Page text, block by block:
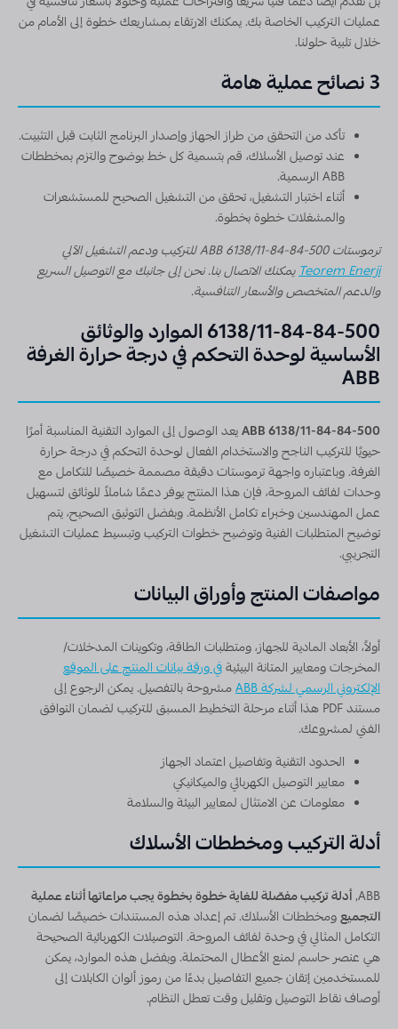
عمليات التركيب الخاصة بك. يمكنك الارتقاء بمشاريعك خطوة إلى الأمام من
خلال تلبية حلولنا.
3 نصائح عملية هامة
تأكد من التحقق من طراز الجهاز وإصدار البرنامج الثابت قبل التثبيت.
عند توصيل الأسلاك، قم بتسمية كل خط بوضوح والتزم بمخططات
ABB الرسمية.
أثناء اختبار التشغيل، تحقق من التشغيل الصحيح للمستشعرات
والمشغلات خطوة بخطوة.
ترموستات ABB 6138/11-84-84-500 للتركيب ودعم التشغيل الآلي
Teorem Enerjiيمكنك الاتصال بنا. نحن إلى جانبك مع التوصيل السريع
والدعم المتخصص والأسعار التنافسية.
6138/11-84-84-500 الموارد والوثائق
الأساسية لوحدة التحكم في درجة حرارة الغرفة
ABB
ABB 6138/11-84-84-500يعد الوصول إلى الموارد التقنية المناسبة أمرًا
حيويًا للتركيب الناجح والاستخدام الفعال لوحدة التحكم في درجة حرارة
الغرفة. وباعتباره واجهة ترموستات دقيقة مصممة خصيصًا للتكامل مع
وحدات لفائف المروحة، فإن هذا المنتج يوفر دعمًا شاملاً للوثائق لتسهيل
عمل المهندسين وخبراء تكامل الأنظمة. وبفضل التوثيق الصحيح، يتم
توضيح المتطلبات الفنية وتوضيح خطوات التركيب وتبسيط عمليات التشغيل
التجريبي.
مواصفات المنتج وأوراق البيانات
أولاً، الأبعاد المادية للجهاز، ومتطلبات الطاقة، وتكوينات المدخلات/
المخرجات ومعايير المتانة البيئيةفي ورقة بيانات المنتج على الموقع
الإلكتروني الرسمي لشركة ABB
مشروحة بالتفصيل. يمكن الرجوع إلى
مستند PDF هذا أثناء مرحلة التخطيط المسبق للتركيب لضمان التوافق
الفني لمشروعك.
الحدود التقنية وتفاصيل اعتماد الجهاز
معايير التوصيل الكهربائي والميكانيكي
معلومات عن الامتثال لمعايير البيئة والسلامة
أدلة التركيب ومخططات الأسلاك
ABB, أدلة تركيب مفصّلة للغاية خطوة بخطوة يجب مراعاتها أثناء عملية
التجميعومخططات الأسلاك. تم إعداد هذه المستندات خصيصًا لضمان
التكامل المثالي في وحدة لفائف المروحة. التوصيلات الكهربائية الصحيحة
هي عنصر حاسم لمنع الأعطال المحتملة. وبفضل هذه الموارد، يمكن
للمستخدمين إتقان جميع التفاصيل بدءًا من رموز ألوان الكابلات إلى
أوصاف نقاط التوصيل وتقليل وقت تعطل النظام.